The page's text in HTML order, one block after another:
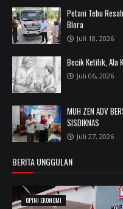
Petani Tebu
Blora
Juli 18, 2026
Becik Ketitik, Ala
Juli 06, 2026
MUH ZEN ADV
SISDIKNAS
Juli 27, 2026
BERITA UNGGULAN
OPINI EKONOMI